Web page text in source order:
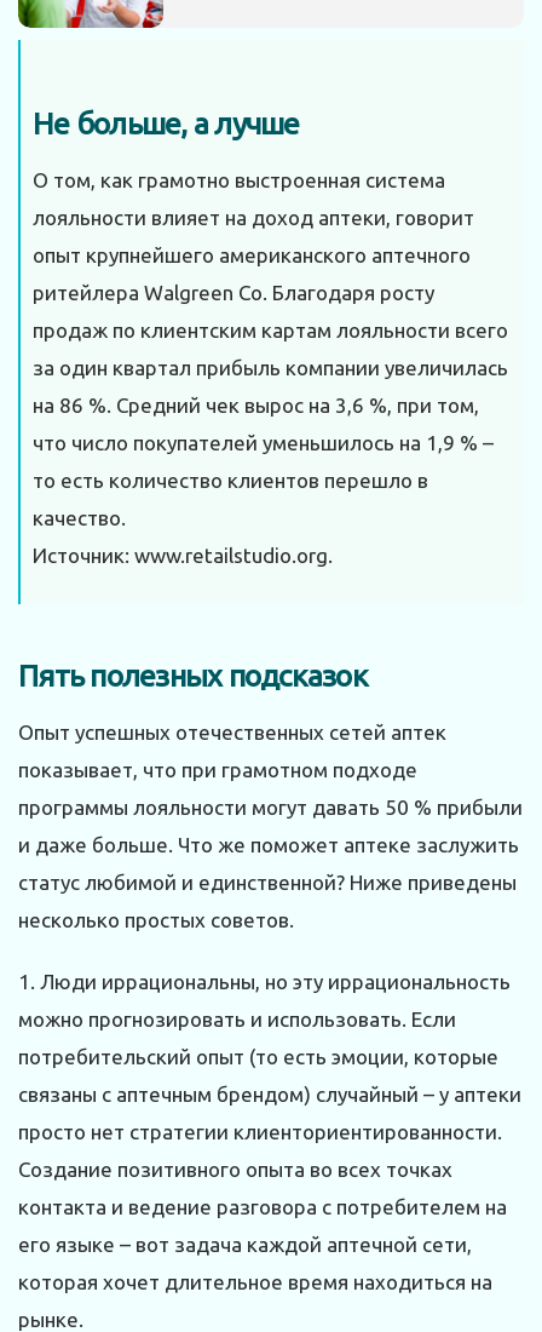
Не больше, а лучше
О том, как грамотно выстроенная система
лояльности влияет на доход аптеки, говорит
опыт крупнейшего американского аптечного
ритейлера Walgreen Co. Благодаря росту
продаж по клиентским картам лояльности всего
за один квартал прибыль компании увеличилась
на 86 %. Средний чек вырос на 3,6 %, при том,
что число покупателей уменьшилось на 1,9 % –
то есть количество клиентов перешло в
качество.
Источник: www.retailstudio.org.
Пять полезных подсказок
Опыт успешных отечественных сетей аптек
показывает, что при грамотном подходе
программы лояльности могут давать 50 % прибыли
и даже больше. Что же поможет аптеке заслужить
статус любимой и единственной? Ниже приведены
несколько простых советов.
1. Люди иррациональны, но эту иррациональность
можно прогнозировать и использовать. Если
потребительский опыт (то есть эмоции, которые
связаны с аптечным брендом) случайный – у аптеки
просто нет стратегии клиенториентированности.
Создание позитивного опыта во всех точках
контакта и ведение разговора с потребителем на
его языке – вот задача каждой аптечной сети,
которая хочет длительное время находиться на
рынке.